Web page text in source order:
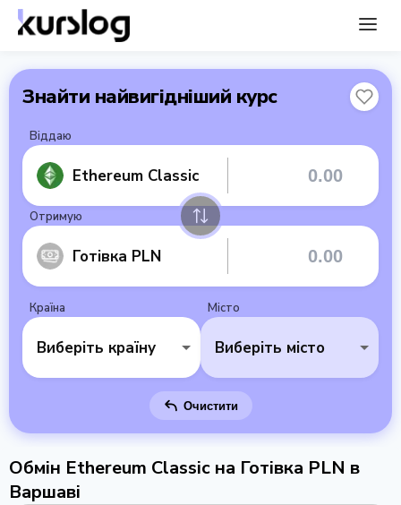
Знайти найвигідніший курс
Віддаю
Ethereum Classic
Отримую
Готівка PLN
Країна
Виберіть країну
Місто
Виберіть місто
Очистити
Обмін Ethereum Classic на Готівка PLN в
Варшаві